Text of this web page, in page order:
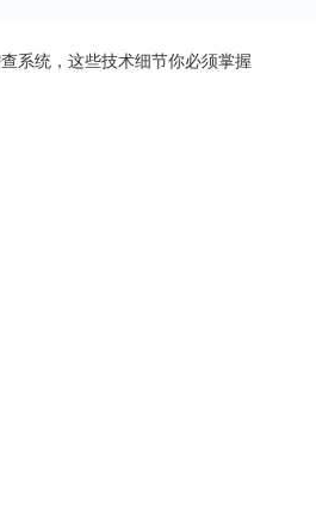
系统，这些技术细节你必须掌握